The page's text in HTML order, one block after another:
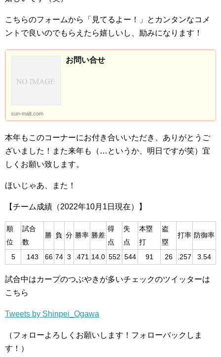
こちらのフォームから「見てるよー！」とカンタンなコメ
ントで良いのでもらえたら嬉しいし、励みになります！
お問い合せ
sun-malt.com
本年もこのコーナーにお付き合いいただき、ありがとうご
ざいました！また来年も（…というか、明日ですが笑）宜
しくお願い致します。
ほいじゃあ、また！
【チーム成績（2022年10月1日現在）】
順
位
試合
数
勝 負 分 勝率 勝差
得
点
失
点
本塁
打
盗
塁
打率 防御率
5 143 66 74 3 .471 14.0 552 544 91 26 .257 3.54
試合中はカープのつぶやきが多いチェックのツイッターは
こちら
Tweets by Shinpei_Ogawa
（フォローよろしくお願いします！フォローバックしま
す！）